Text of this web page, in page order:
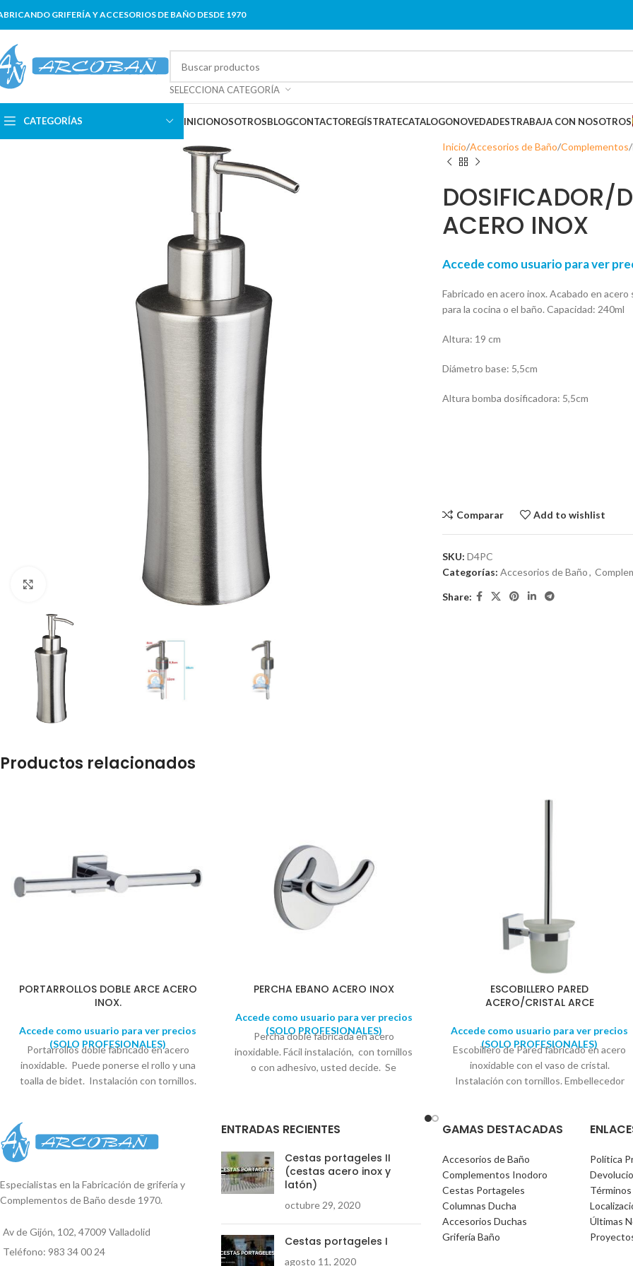
GRIFERÍA Y ACCESORIOS DE BAÑO DESDE 1970
SELECCIONA CATEGORÍA
CATEGORÍAS INICIONOSOTROSBLOGCONTACTOREGÍSTRATECATALOGONOVEDADESTRABAJA CON NOSOTROS
Inicio Accesorios de Baño Complementos
DOSIFICADOR/
ACERO INOX
Accede como usuario para ver
Fabricado en acero inox. Acabado en
para la cocina o el baño. Capacidad: 240ml
Altura: 19 cm
Diámetro base: 5,5cm
Altura bomba dosificadora: 5,5cm
Comparar Add to wishlist
SKU: D4PC
Categorías: Accesorios de Baño,
Share:
Productos relacionados
PORTARROLLOS DOBLE ARCE ACERO
INOX.
Accede como usuario para ver precios
(SOLO PROFESIONALES)
Portarrollos doble fabricado en acero
inoxidable. Puede ponerse el rollo y una
toalla de bidet. Instalación con tornillos.
embellecedor: 5cm x 5cm Largo: 28,5cm
Reproductor
PERCHA EBANO ACERO INOX
Accede como usuario para ver precios
(SOLO PROFESIONALES)
Percha doble fabricada en acero
inoxidable. Fácil instalación, con tornillos
o con adhesivo, usted decide. Se
expositora. Diámetro soporte 5,5cm-6cm
ESCOBILLERO PARED
ACERO/CRISTAL ARCE
Accede como usuario para ver precios
(SOLO PROFESIONALES)
Escobillero de Pared fabricado en acero
inoxidable con el vaso de cristal.
Instalación con tornillos. Embellecedor
x 5cm Alto total: 37,2cm. Ancho vaso:
Reproductor
de
00:00
Especialistas en la Fabricación de grifería y
Complementos de Baño desde 1970.
Av de Gijón, 102, 47009 Valladolid
Teléfono: 983 34 00 24
ENTRADAS RECIENTES
Cestas portageles II
(cestas acero inox y
latón)
octubre 29, 2020
Cestas portageles I
agosto 11, 2020
GAMAS DESTACADAS
Accesorios de Baño
Complementos Inodoro
Cestas Portageles
Columnas Ducha
Accesorios Duchas
Grifería Baño
Política
Últimas